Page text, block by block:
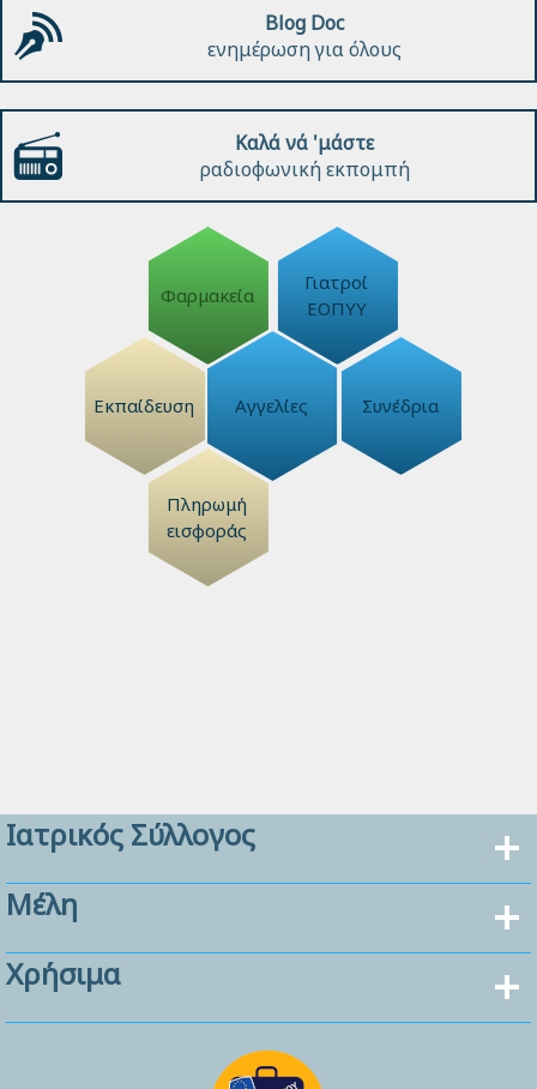
Blog Doc
ενημέρωση για όλους
Καλά νά 'μάστε
ραδιοφωνική εκπομπή
Φαρμακεία
Γιατροί
ΕΟΠΥΥ
Εκπαίδευση Αγγελίες Συνέδρια
Πληρωμή
εισφοράς
Ιατρικός Σύλλογος
Μέλη
Χρήσιμα